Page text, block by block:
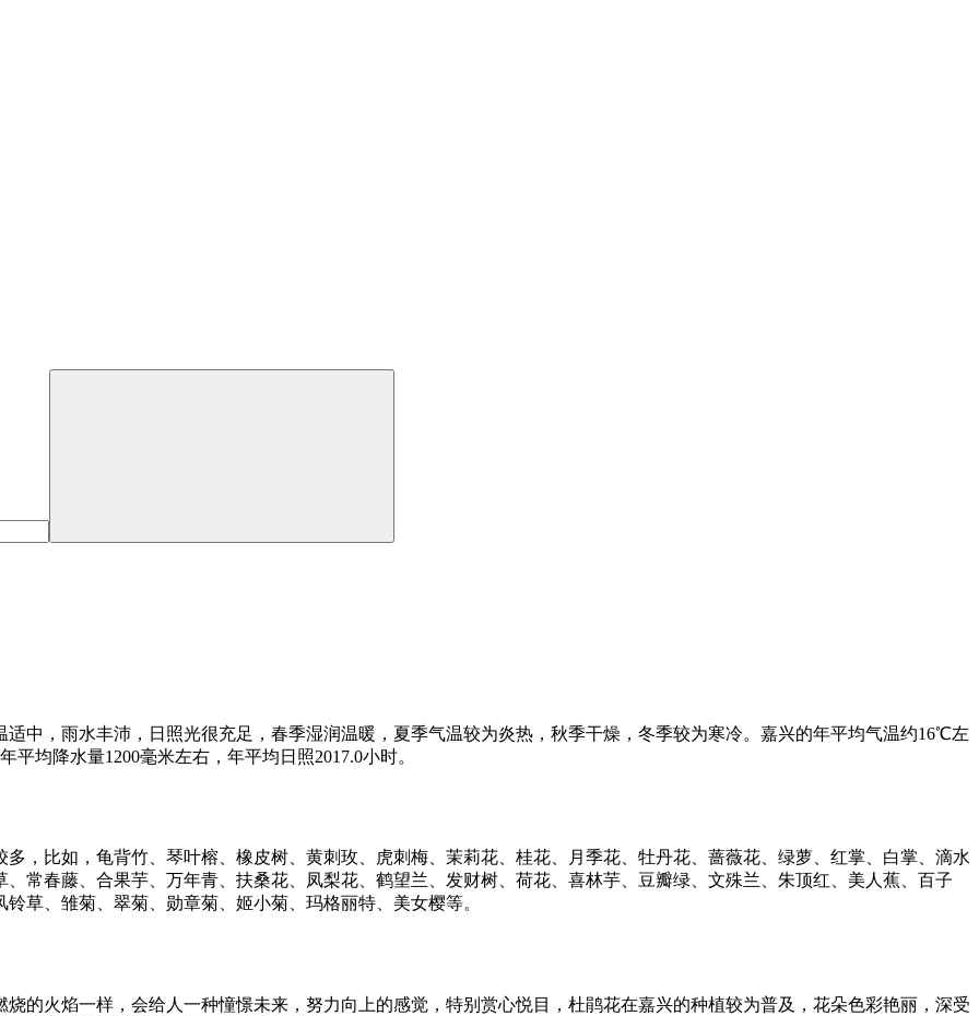
中，雨水丰沛，日照光很充足，春季湿润温暖，夏季气温较为炎热，秋季干燥，冬季较为寒冷。嘉兴的年平均气温约16℃左
均降水量1200毫米左右，年平均日照2017.0小时。
，比如，龟背竹、琴叶榕、橡皮树、黄刺玫、虎刺梅、茉莉花、桂花、月季花、牡丹花、蔷薇花、绿萝、红掌、白掌、滴水
常春藤、合果芋、万年青、扶桑花、凤梨花、鹤望兰、发财树、荷花、喜林芋、豆瓣绿、文殊兰、朱顶红、美人蕉、百子
草、雏菊、翠菊、勋章菊、姬小菊、玛格丽特、美女樱等。
的火焰一样，会给人一种憧憬未来，努力向上的感觉，特别赏心悦目，杜鹃花在嘉兴的种植较为普及，花朵色彩艳丽，深受